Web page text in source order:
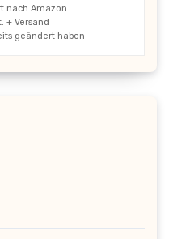
nach Amazon
+ Versand
geändert haben